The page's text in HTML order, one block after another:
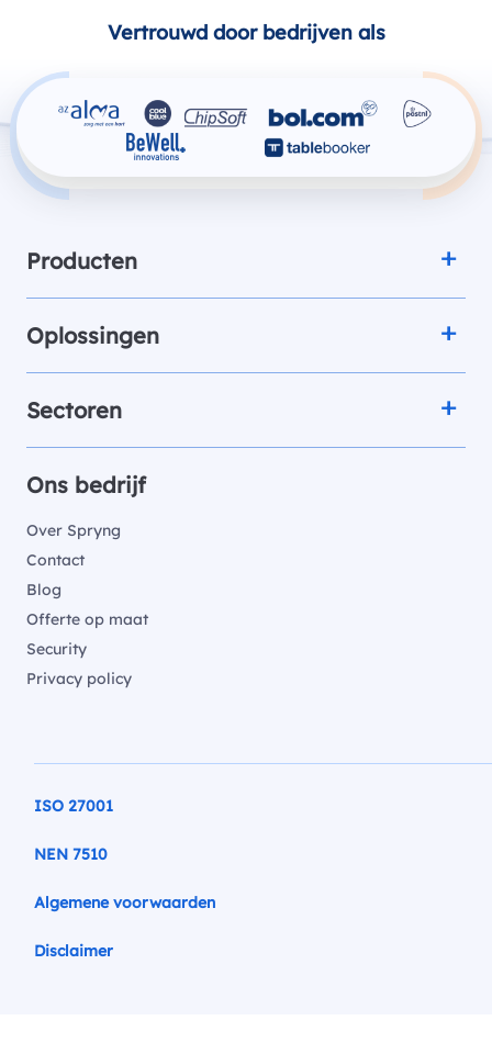
Vertrouwd door bedrijven als
Producten
Oplossingen
Sectoren
Ons bedrijf
Over Spryng
Contact
Blog
Offerte op maat
Security
Privacy policy
ISO 27001
NEN 7510
Algemene voorwaarden
Disclaimer